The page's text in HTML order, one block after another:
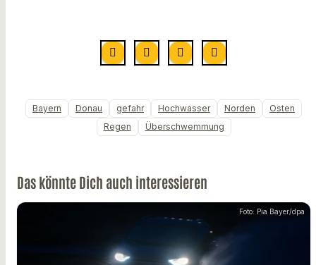
Bayern Donau gefahr Hochwasser Norden
Osten
Regen
Überschwemmung
Das könnte Dich auch interessieren
Foto: Pia Bayer/dpa